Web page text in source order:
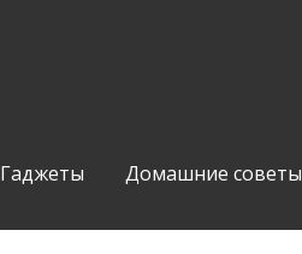
Гаджеты Домашние советы